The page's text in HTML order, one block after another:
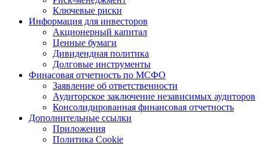
Ключевые риски
Информация для инвесторов
Акционерный капитал
Ценные бумаги
Дивидендная политика
Долговые инструменты
Финасовая отчетность по МСФО
Заявление об ответственности
Аудиторское заключение независимых аудиторов
Консолидированная финансовая отчетность
Дополнительные ссылки
Приложения
Политика Cookie